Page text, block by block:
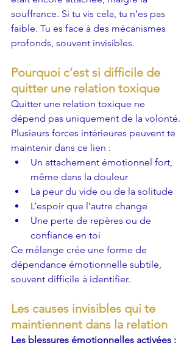
souffrance. Si tu vis cela, tu n’es pas
faible. Tu es face à des mécanismes
profonds, souvent invisibles.
Pourquoi c’est si difficile de
quitter une relation toxique
Quitter une relation toxique ne
dépend pas uniquement de la volonté.
Plusieurs forces intérieures peuvent te
maintenir dans ce lien :
Un attachement émotionnel fort,
même dans la douleur
La peur du vide ou de la solitude
L’espoir que l’autre change
Une perte de repères ou de
confiance en toi
Ce mélange crée une forme de
dépendance émotionnelle subtile,
souvent difficile à identifier.
Les causes invisibles qui te
maintiennent dans la relation
Les blessures émotionnelles activées :